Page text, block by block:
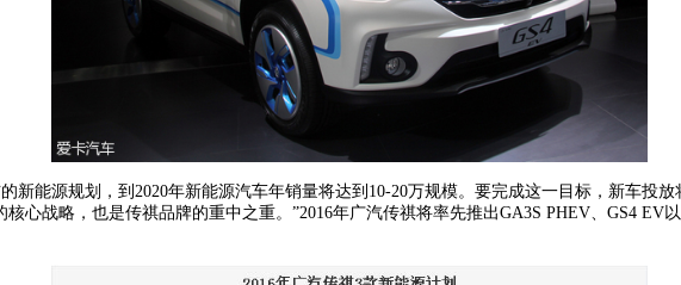
能源规划，到2020年新能源汽车年销量将达到10-20万规模。要完成这一目标，新车投放
心战略，也是传祺品牌的重中之重。”2016年广汽传祺将率先推出GA3S PHEV、GS4 EV